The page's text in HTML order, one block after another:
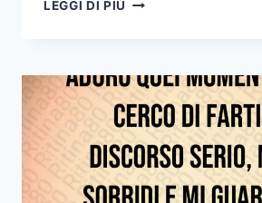
LEGGI DI PIÙ
SUCCEDERE
DI
TUTTO
PUÒ
PIANGERE
SORRIDERE